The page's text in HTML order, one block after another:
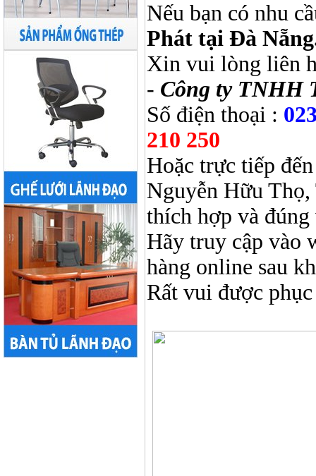
Nếu bạn có nhu
Phát tại Đà
Xin vui lòng liên
- Công ty TNHH
Số điện thoại :
210 250
Hoặc trực tiếp
Nguyễn Hữu Thọ,
thích hợp và
Hãy truy cập vào
hàng online sau
Rất vui được